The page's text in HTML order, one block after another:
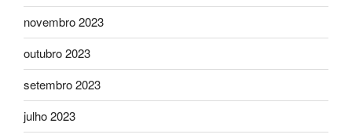
novembro 2023
outubro 2023
setembro 2023
julho 2023